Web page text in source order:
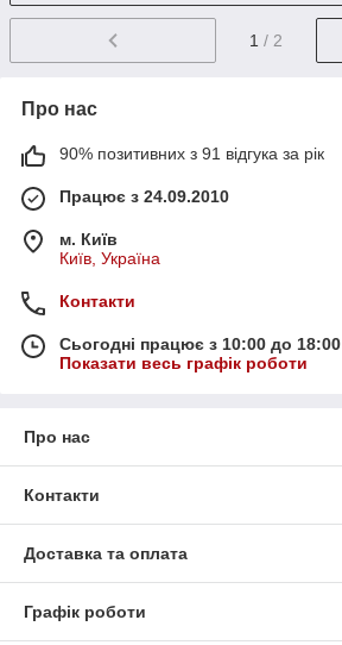
1 / 2
Про нас
90% позитивних з 91 відгука за рік
Працює з 24.09.2010
м. Київ
Київ, Україна
Контакти
Сьогодні працює з 10:00 до 18:00
Показати весь графік роботи
Про нас
Контакти
Доставка та оплата
Графік роботи